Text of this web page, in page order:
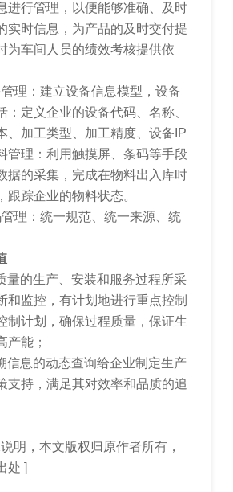
进行管理，以便能够准确、及时
实时信息，为产品的及时交付提
为车间人员的绩效考核提供依
理：建立设备信息模型，设备
：定义企业的设备代码、名称、
、加工类型、加工精度、设备IP
管理：利用触摸屏、条码等手段
据的采集，完成在物料出入库时
跟踪企业的物料状态。
理：统一规范、统一来源、统
量的生产、安装和服务过程所采
和监控，有计划地进行重点控制
制计划，确保过程质量，保证生
产能；
信息的动态查询给企业制定生产
支持，满足其对效率和品质的追
明，本文版权归原作者所有，
处 ]